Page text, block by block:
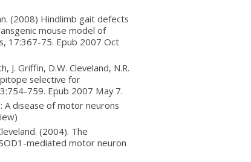
(2008) Hindlimb gait defects
mouse model of
17:367-75. Epub 2007 Oct
J. Griffin, D.W. Cleveland, N.R.
selective for
759. Epub 2007 May 7.
A disease of motor neurons
(2004). The
mediated motor neuron